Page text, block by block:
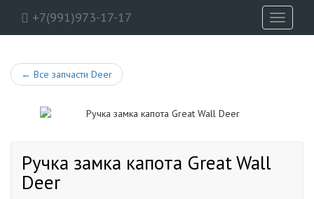
+7(991)973-17-17
Toggle
← Все запчасти Deer
Ручка замка капота Great Wall
Deer